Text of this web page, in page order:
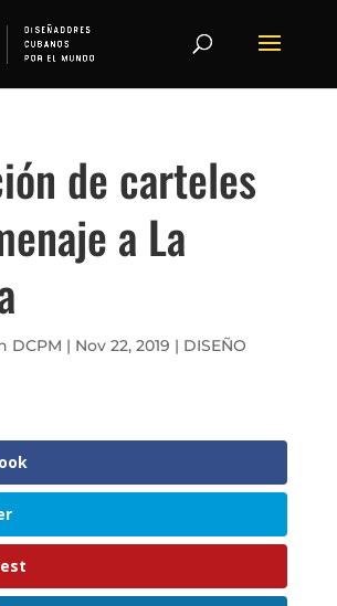
de carteles
a La
DCPM | Nov 22, 2019 | DISEÑO